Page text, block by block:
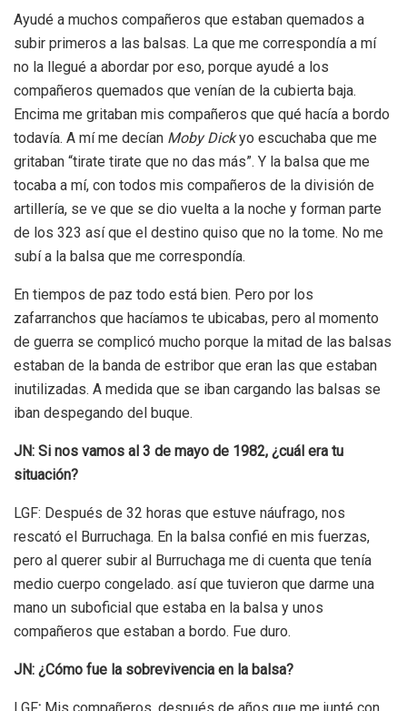
Ayudé a muchos compañeros que estaban quemados a
subir primeros a las balsas. La que me correspondía a mí
no la llegué a abordar por eso, porque ayudé a los
compañeros quemados que venían de la cubierta baja.
Encima me gritaban mis compañeros que qué hacía a bordo
todavía. A mí me decían Moby Dickyo escuchaba que me
gritaban “tirate tirate que no das más”. Y la balsa que me
tocaba a mí, con todos mis compañeros de la división de
artillería, se ve que se dio vuelta a la noche y forman parte
de los 323 así que el destino quiso que no la tome. No me
subí a la balsa que me correspondía.
En tiempos de paz todo está bien. Pero por los
zafarranchos que hacíamos te ubicabas, pero al momento
de guerra se complicó mucho porque la mitad de las balsas
estaban de la banda de estribor que eran las que estaban
inutilizadas. A medida que se iban cargando las balsas se
iban despegando del buque.
JN: Si nos vamos al 3 de mayo de 1982, ¿cuál era tu
situación?
LGF: Después de 32 horas que estuve náufrago, nos
rescató el Burruchaga. En la balsa confié en mis fuerzas,
pero al querer subir al Burruchaga me di cuenta que tenía
medio cuerpo congelado. así que tuvieron que darme una
mano un suboficial que estaba en la balsa y unos
compañeros que estaban a bordo. Fue duro.
JN: ¿Cómo fue la sobrevivencia en la balsa?